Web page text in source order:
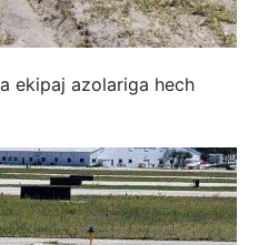
ekipaj azolariga hech